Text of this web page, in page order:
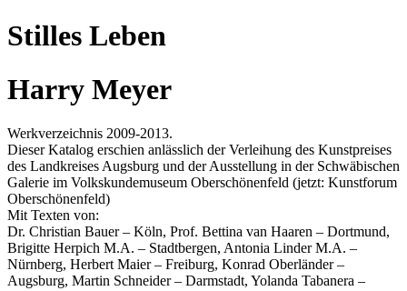
Stilles Leben
Harry Meyer
Werkverzeichnis 2009-2013.
Dieser Katalog erschien anlässlich der Verleihung des Kunstpreises
des Landkreises Augsburg und der Ausstellung in der Schwäbischen
Galerie im Volkskundemuseum Oberschönenfeld (jetzt: Kunstforum
Oberschönenfeld)
Mit Texten von:
Dr. Christian Bauer – Köln, Prof. Bettina van Haaren – Dortmund,
Brigitte Herpich M.A. – Stadtbergen, Antonia Linder M.A. –
Nürnberg, Herbert Maier – Freiburg, Konrad Oberländer –
Augsburg, Martin Schneider – Darmstadt, Yolanda Tabanera –